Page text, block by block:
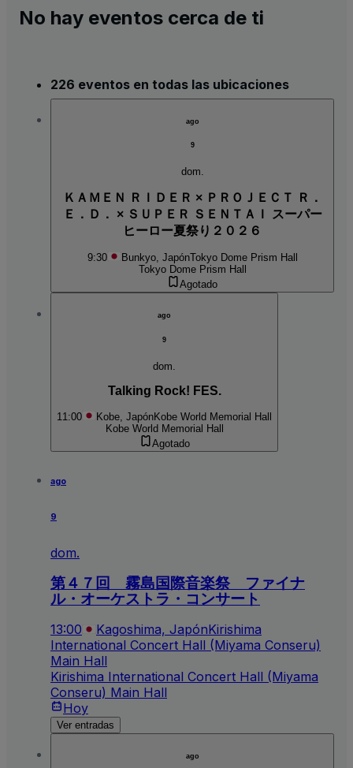
No hay eventos cerca de ti
226 eventos en todas las ubicaciones
ago
9
dom.
ＫＡＭＥＮ ＲＩＤＥＲ × ＰＲＯＪＥＣＴ Ｒ．
Ｅ．Ｄ． × ＳＵＰＥＲ ＳＥＮＴＡＩ スーパー
ヒーロー夏祭り２０２６
9:30 Bunkyo, JapónTokyo Dome Prism Hall
Tokyo Dome Prism Hall
Agotado
ago
9
dom.
Talking Rock! FES.
11:00 Kobe, JapónKobe World Memorial Hall
Kobe World Memorial Hall
Agotado
ago
9
dom.
第４７回 霧島国際音楽祭 ファイナ
ル・オーケストラ・コンサート
13:00 Kagoshima, JapónKirishima
International Concert Hall (Miyama Conseru)
Main Hall
Kirishima International Concert Hall (Miyama
Conseru) Main Hall
Hoy
Ver entradas
ago